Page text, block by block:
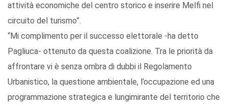
attività economiche del centro storico e inserire Melfi nel
circuito del turismo”.
“Mi complimento per il successo elettorale -ha detto
Pagliuca- ottenuto da questa coalizione. Tra le priorità da
affrontare vi è senza ombra di dubbi il Regolamento
Urbanistico, la questione ambientale, l’occupazione ed una
programmazione strategica e lungimirante del territorio che